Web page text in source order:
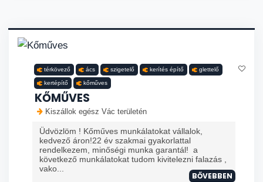
térkövező ács szigetelő kerítés építő glettelő
kertépítő kőműves
KŐMŰVES
Kiszállok egész Vác területén
Üdvözlöm ! Kőműves munkálatokat vállalok,
kedvező áron!22 év szakmai gyakorlattal
rendelkezem, minőségi munka garantál! a
következő munkálatokat tudom kivitelezni falazás ,
vako...
BŐVEBBEN